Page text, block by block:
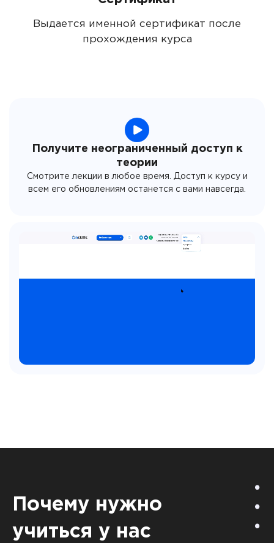
Выдается именной сертификат после
прохождения курса
Получите неограниченный доступ к
теории
Смотрите лекции в любое время. Доступ к курсу и
всем его обновлениям останется с вами навсегда.
Почему нужно
учиться у нас